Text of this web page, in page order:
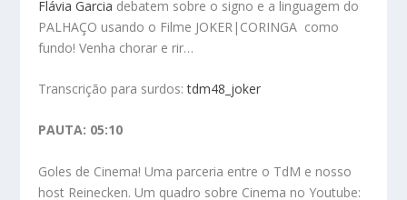
Flávia Garcia debatem sobre o signo e a linguagem do
PALHAÇO usando o Filme JOKER|CORINGA como
fundo! Venha chorar e rir…
Transcrição para surdos:tdm48_joker
PAUTA: 05:10
Goles de Cinema! Uma parceria entre o TdM e nosso
host Reinecken. Um quadro sobre Cinema no Youtube: